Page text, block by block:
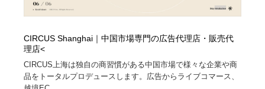
CIRCUS Shanghai｜中国市場専門の広告代理店・販売代
理店<
CIRCUS上海は独自の商習慣がある中国市場で様々な企業や商
品をトータルプロデュースします。広告からライブコマース、